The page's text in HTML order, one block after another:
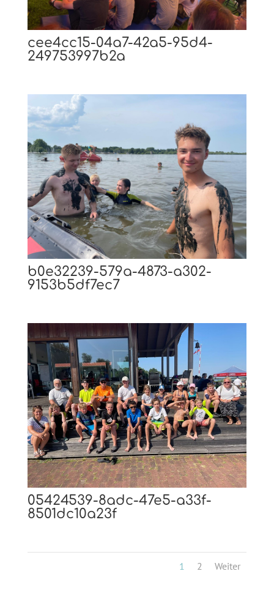
cee4cc15-04a7-42a5-95d4-
249753997b2a
b0e32239-579a-4873-a302-
9153b5df7ec7
05424539-8adc-47e5-a33f-
8501dc10a23f
1 2 Weiter